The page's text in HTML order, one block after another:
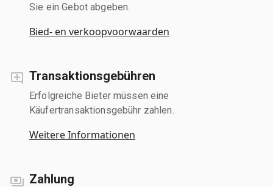
Sie ein Gebot abgeben.
Bied- en verkoopvoorwaarden
Transaktionsgebühren
Erfolgreiche Bieter müssen eine
Käufertransaktionsgebühr zahlen.
Weitere Informationen
Zahlung